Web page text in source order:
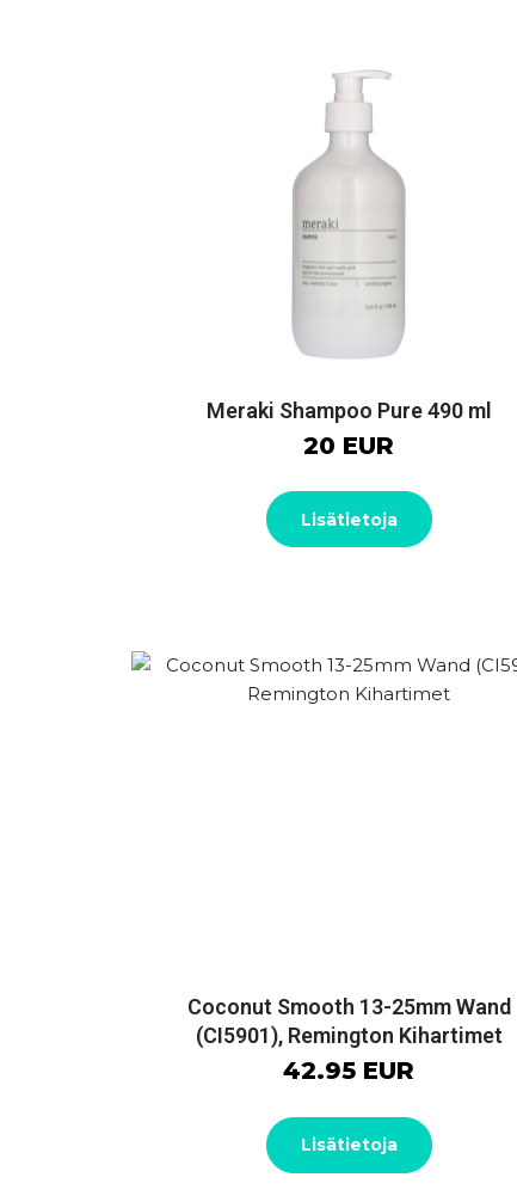
Meraki Shampoo Pure 490 ml
20 EUR
Lisätietoja
Coconut Smooth 13-25mm Wand
(CI5901), Remington Kihartimet
42.95 EUR
Lisätietoja